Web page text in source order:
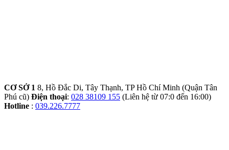
CƠ SỞ 1 8, Hồ Đắc Di, Tây Thạnh, TP Hồ Chí Minh (Quận Tân
Phú cũ) Điện thoại: 028 38109 155 (Liên hệ từ 07:0 đến 16:00)
Hotline : 039.226.7777